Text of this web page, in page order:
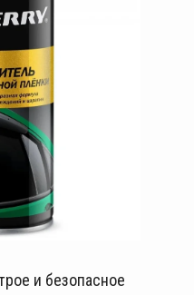
и безопасное